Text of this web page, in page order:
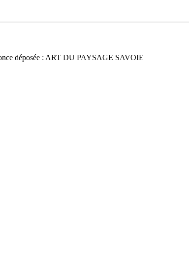
déposée : ART DU PAYSAGE SAVOIE